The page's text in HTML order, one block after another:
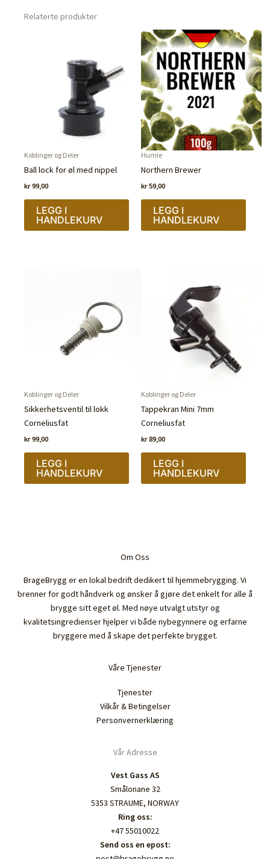
Relaterte produkter
Koblinger og Deler
Ball lock for øl med nippel
kr99,00
LEGG I
HANDLEKURV
Humle
Northern Brewer
kr59,00
LEGG I
HANDLEKURV
Koblinger og Deler
Sikkerhetsventil til lokk
Corneliusfat
kr99,00
LEGG I
HANDLEKURV
Koblinger og Deler
Tappekran Mini 7mm
Corneliusfat
kr89,00
LEGG I
HANDLEKURV
Om Oss
BrageBrygg er en lokal bedrift dedikert til hjemmebrygging. Vi
brenner for godt håndverk og ønsker å gjøre det enkelt for alle å
brygge sitt eget øl. Med nøye utvalgt utstyr og
kvalitetsingredienser hjelper vi både nybegynnere og erfarne
bryggere med å skape det perfekte brygget.
Våre Tjenester
Tjenester
Vilkår & Betingelser
Personvernerklæring
Vår Adresse
Vest Gass AS
Smålonane 32
5353 STRAUME, NORWAY
Ring oss:
+47 55010022
Send oss en epost: